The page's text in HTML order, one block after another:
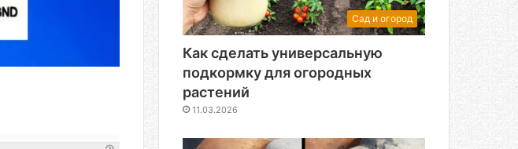
Сад и огород
Как сделать универсальную
подкормку для огородных
растений
11.03.2026